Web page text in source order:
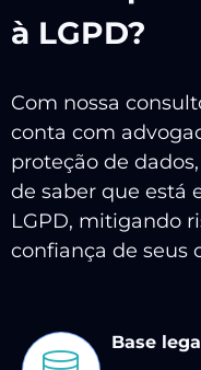
à LGPD?
Com nossa
conta com
proteção de
de saber que está
LGPD, mitigando
confiança de seus
Base